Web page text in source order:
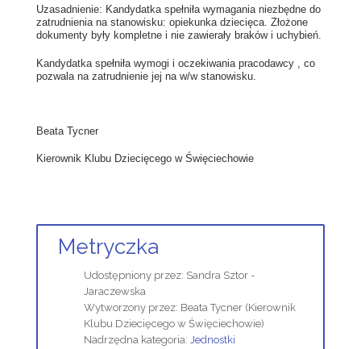
Uzasadnienie: Kandydatka spełniła wymagania niezbędne do
zatrudnienia na stanowisku: opiekunka dziecięca. Złożone
dokumenty były kompletne i nie zawierały braków i uchybień.
Kandydatka spełniła wymogi i oczekiwania pracodawcy , co
pozwala na zatrudnienie jej na w/w stanowisku.
Beata Tycner
Kierownik Klubu Dziecięcego w Święciechowie
Metryczka
Udostępniony przez: Sandra Sztor -
Jaraczewska
Wytworzony przez: Beata Tycner (Kierownik
Klubu Dziecięcego w Święciechowie)
Nadrzędna kategoria: Jednostki